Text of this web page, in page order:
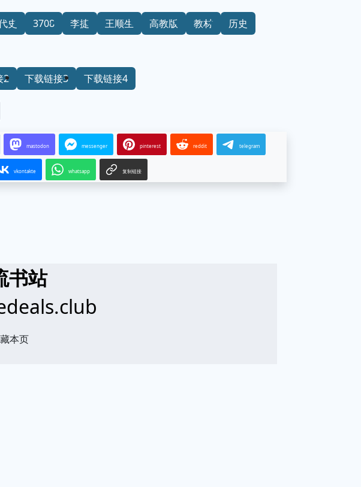
史 3708 李捷 王顺生 高教版 教材
历史
2 下载链接3 下载链接4
mastodon messenger pinterest reddit telegram
vkontakte whatsapp 复制链接
书站
本页